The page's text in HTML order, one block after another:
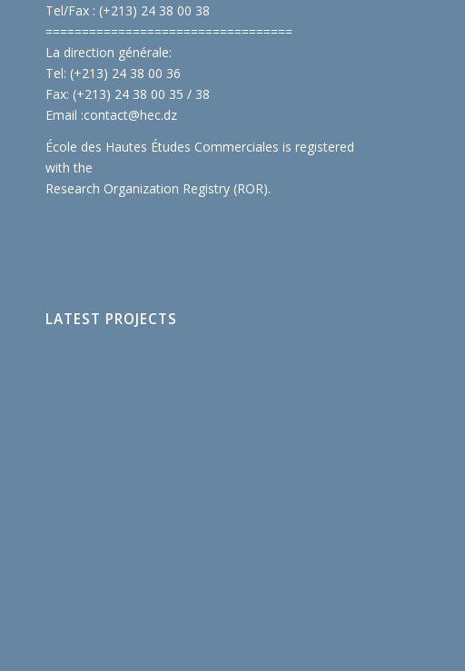
Tel/Fax : (+213) 24 38 00 38
==================================
La direction générale:
Tel: (+213) 24 38 00 36
Fax: (+213) 24 38 00 35 / 38
Email :contact@hec.dz
École des Hautes Études Commerciales is registered
with the
Research Organization Registry (ROR).
LATEST PROJECTS